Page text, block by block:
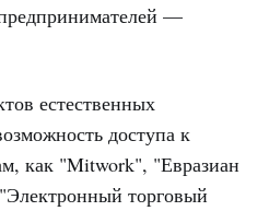
—
естественных
доступа к
как "Mitwork", "Евразиан
торговый